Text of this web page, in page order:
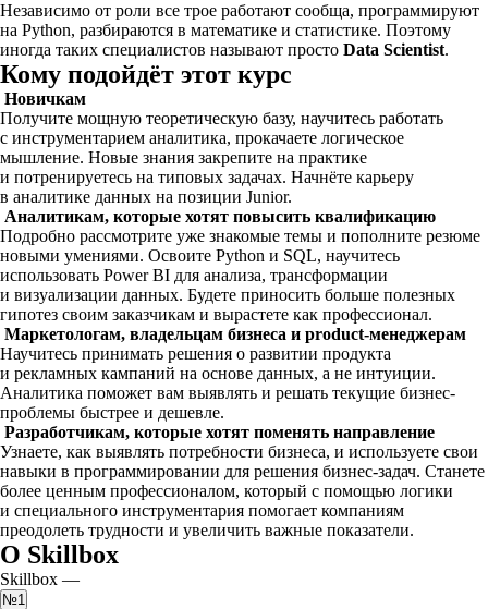
Независимо от роли все трое работают сообща, программируют
на Python, разбираются в математике и статистике. Поэтому
иногда таких специалистов называют просто Data Scientist.
Кому подойдёт этот курс
Новичкам
Получите мощную теоретическую базу, научитесь работать
с инструментарием аналитика, прокачаете логическое
мышление. Новые знания закрепите на практике
и потренируетесь на типовых задачах. Начнёте карьеру
в аналитике данных на позиции Junior.
Аналитикам, которые хотят повысить квалификацию
Подробно рассмотрите уже знакомые темы и пополните резюме
новыми умениями. Освоите Python и SQL, научитесь
использовать Power BI для анализа, трансформации
и визуализации данных. Будете приносить больше полезных
гипотез своим заказчикам и вырастете как профессионал.
Маркетологам, владельцам бизнеса и product-менеджерам
Научитесь принимать решения о развитии продукта
и рекламных кампаний на основе данных, а не интуиции.
Аналитика поможет вам выявлять и решать текущие бизнес-
проблемы быстрее и дешевле.
Разработчикам, которые хотят поменять направление
Узнаете, как выявлять потребности бизнеса, и используете свои
навыки в программировании для решения бизнес-задач. Станете
более ценным профессионалом, который с помощью логики
и специального инструментария помогает компаниям
преодолеть трудности и увеличить важные показатели.
О Skillbox
Skillbox —
№1